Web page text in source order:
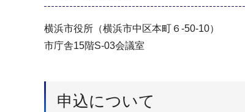
横浜市役所（横浜市中区本町６-50-10）
市庁舎15階S-03会議室
申込について